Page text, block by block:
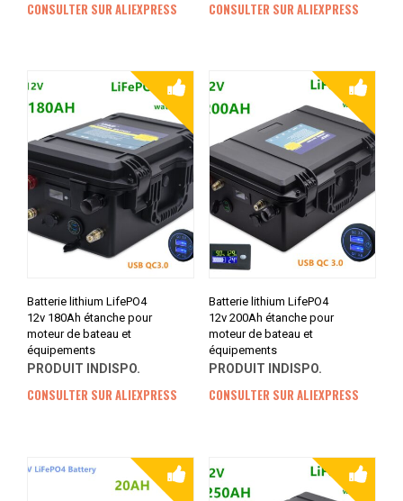
CONSULTER SUR ALIEXPRESS CONSULTER SUR ALIEXPRESS
Batterie lithium LifePO4
12v 180Ah étanche pour
moteur de bateau et
équipements
PRODUIT INDISPO.
CONSULTER SUR ALIEXPRESS
Batterie lithium LifePO4
12v 200Ah étanche pour
moteur de bateau et
équipements
PRODUIT INDISPO.
CONSULTER SUR ALIEXPRESS